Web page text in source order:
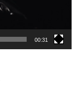
00:31